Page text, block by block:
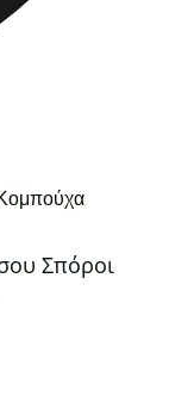
Σπόροι